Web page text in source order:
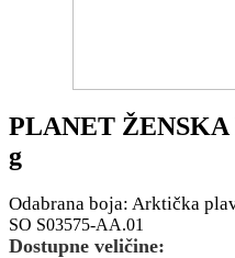
PLANET
g
Odabrana boja: Arktička
SO S03575-AA.01
Dostupne veličine: